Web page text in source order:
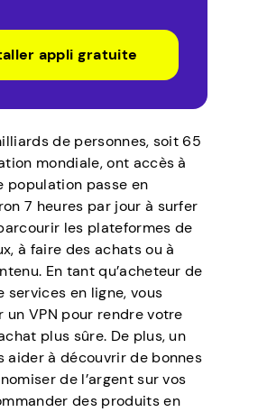
appli gratuite
de personnes, soit 65
mondiale, ont accès à
population passe en
7 heures par jour à surfer
les plateformes de
à faire des achats ou à
En tant qu’acheteur de
services en ligne, vous
un VPN pour rendre votre
plus sûre. De plus, un
aider à découvrir de bonnes
de l’argent sur vos
des produits en